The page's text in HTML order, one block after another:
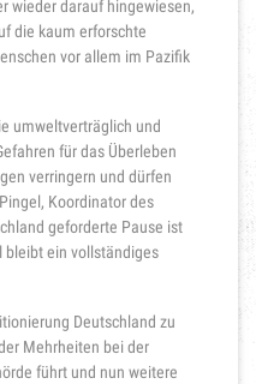
wieder darauf hingewiesen,
die kaum erforschte
vor allem im Pazifik
umweltverträglich und
für das Überleben
verringern und dürfen
Koordinator des
geforderte Pause ist
bleibt ein vollständiges
Deutschland zu
Mehrheiten bei der
führt und nun weitere